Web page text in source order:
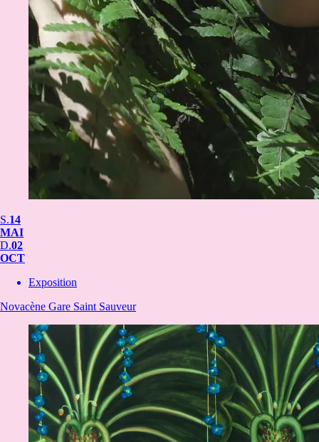
S.14
MAI
D.02
OCT
Exposition
Novacène Gare Saint Sauveur